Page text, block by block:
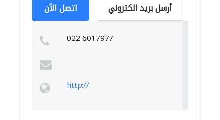
اتصل الآن أرسل بريد الكتروني
022 6017977
http://